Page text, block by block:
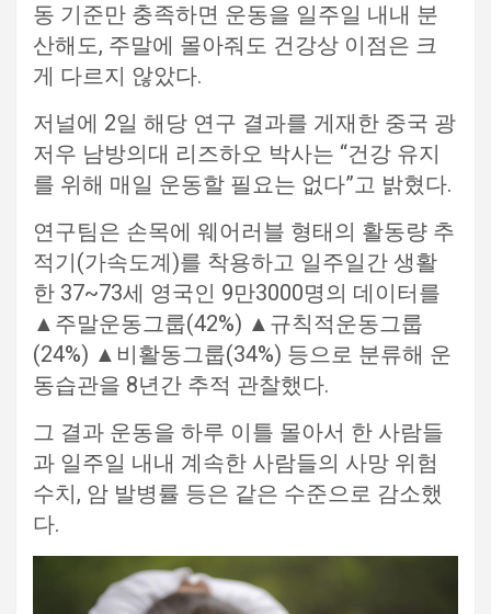
동 기준만 충족하면 운동을 일주일 내내 분
산해도, 주말에 몰아줘도 건강상 이점은 크
게 다르지 않았다.
저널에 2일 해당 연구 결과를 게재한 중국 광
저우 남방의대 리즈하오 박사는 “건강 유지
를 위해 매일 운동할 필요는 없다”고 밝혔다.
연구팀은 손목에 웨어러블 형태의 활동량 추
적기(가속도계)를 착용하고 일주일간 생활
한 37~73세 영국인 9만3000명의 데이터를
▲주말운동그룹(42%) ▲규칙적운동그룹
(24%) ▲비활동그룹(34%) 등으로 분류해 운
동습관을 8년간 추적 관찰했다.
그 결과 운동을 하루 이틀 몰아서 한 사람들
과 일주일 내내 계속한 사람들의 사망 위험
수치, 암 발병률 등은 같은 수준으로 감소했
다.